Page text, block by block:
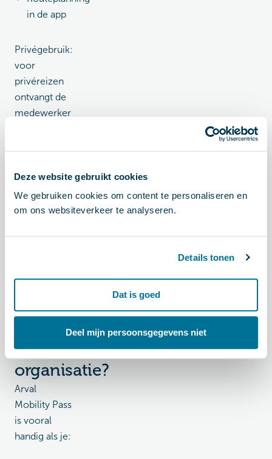
Deze website gebruikt cookies
We gebruiken cookies om content te personaliseren en
om ons websiteverkeer te analyseren.
Details tonen
Dat is goed
Deel mijn persoonsgegevens niet
in de app
Privégebruik:
voor
privéreizen
ontvangt de
medewerker
aanbieder.
Past
Mobility
Pass
jouw
organisatie?
Arval
Mobility Pass
is vooral
handig als je: